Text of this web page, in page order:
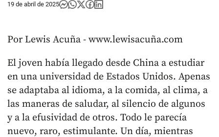
19 de abril de 2025
Por Lewis Acuña - www.lewisacuña.com
El joven había llegado desde China a estudiar
en una universidad de Estados Unidos. Apenas
se adaptaba al idioma, a la comida, al clima, a
las maneras de saludar, al silencio de algunos
y a la efusividad de otros. Todo le parecía
nuevo, raro, estimulante. Un día, mientras